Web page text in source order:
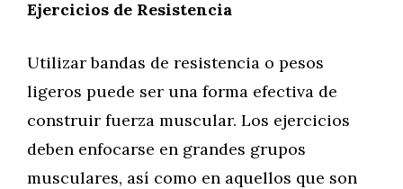
Ejercicios de Resistencia
Utilizar bandas de resistencia o pesos
ligeros puede ser una forma efectiva de
construir fuerza muscular. Los ejercicios
deben enfocarse en grandes grupos
musculares, así como en aquellos que son